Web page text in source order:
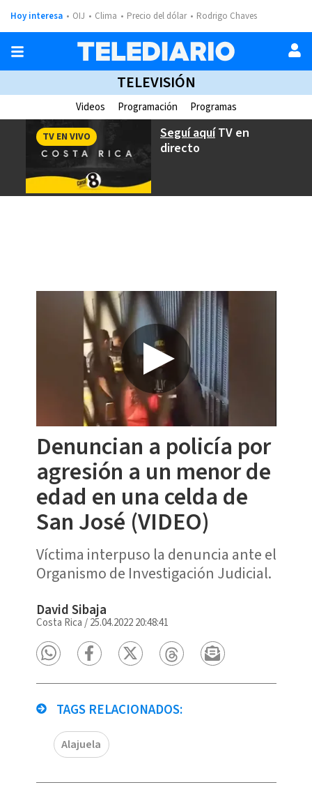
Hoy interesa OIJ Clima Precio del dólar Rodrigo Chaves
TELEVISIÓN
Videos Programación Programas
Seguí aquíTV en
directo
TV EN VIVO
Denuncian a policía por
agresión a un menor de
edad en una celda de
San José (VIDEO)
Víctima interpuso la denuncia ante el
Organismo de Investigación Judicial.
David Sibaja
Costa Rica /25.04.2022 20:48:41
TAGS RELACIONADOS:
Alajuela